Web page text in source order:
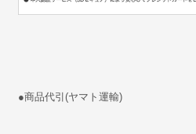
●商品代引(ヤマト運輸)